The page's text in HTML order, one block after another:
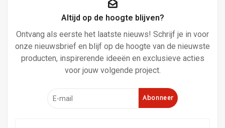
Altijd op de hoogte blijven?
Ontvang als eerste het laatste nieuws! Schrijf je in voor
onze nieuwsbrief en blijf op de hoogte van de nieuwste
producten, inspirerende ideeën en exclusieve acties
voor jouw volgende project.
Abonneer